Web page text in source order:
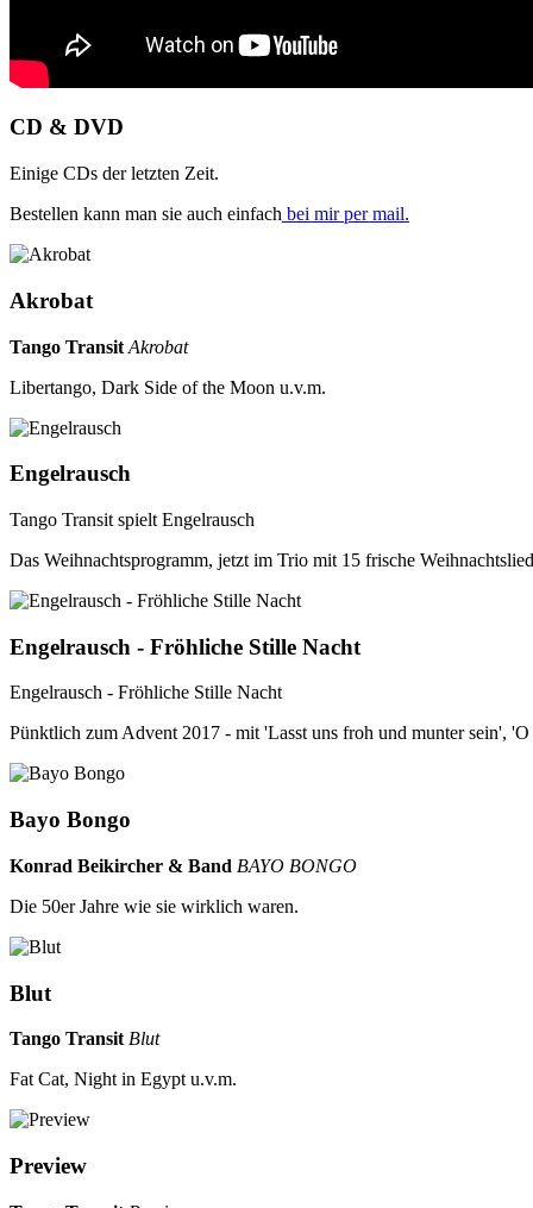
CD & DVD
Einige CDs der letzten Zeit.
Bestellen kann man sie auch einfach bei mir per mail.
Akrobat
Tango Transit Akrobat
Libertango, Dark Side of the Moon u.v.m.
Engelrausch
Tango Transit spielt Engelrausch
Das Weihnachtsprogramm, jetzt im Trio mit 15 frische
Engelrausch - Fröhliche Stille Nacht
Engelrausch - Fröhliche Stille Nacht
Pünktlich zum Advent 2017 - mit 'Lasst uns froh und munter sein',
Bayo Bongo
Konrad Beikircher & Band BAYO BONGO
Die 50er Jahre wie sie wirklich waren.
Blut
Tango Transit Blut
Fat Cat, Night in Egypt u.v.m.
Preview